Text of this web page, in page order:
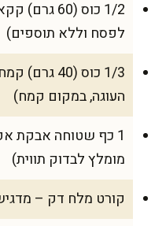
1/2 כוס (60
לפסח וללא תוספים)
1/3 כוס
העוגה, במקום קמח)
1 כף שטוחה אבקת
מומלץ לבדוק תווית)
קורט מלח דק –